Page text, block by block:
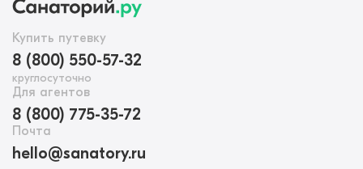
Купить путевку
8 (800) 550-57-32
круглосуточно
Для агентов
8 (800) 775-35-72
Почта
hello@sanatory.ru